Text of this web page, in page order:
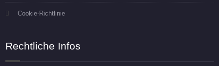
Cookie-Richtlinie
Rechtliche Infos